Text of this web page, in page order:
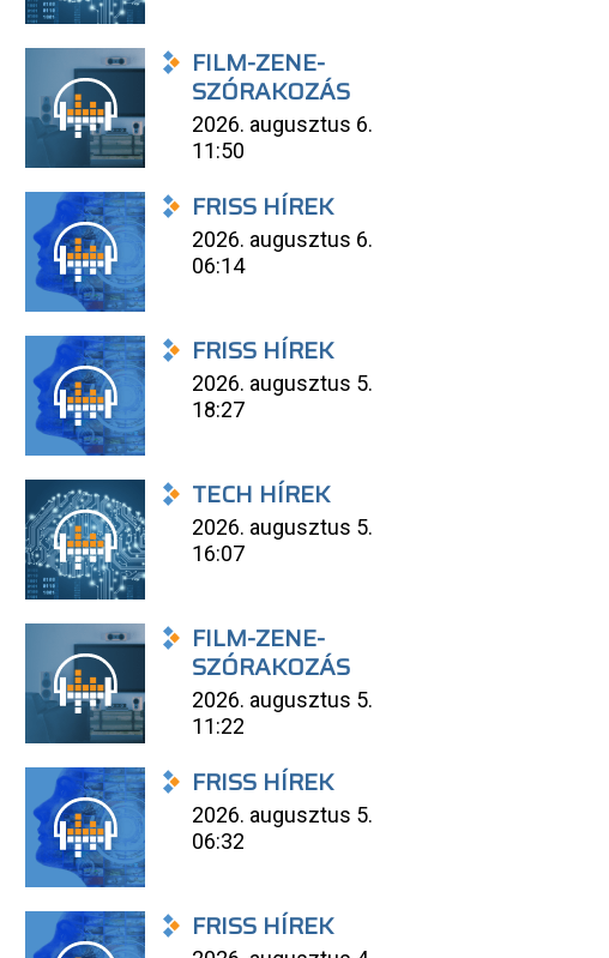
FILM-ZENE-
SZÓRAKOZÁS
2026. augusztus 6.
11:50
FRISS HÍREK
2026. augusztus 6.
06:14
FRISS HÍREK
2026. augusztus 5.
18:27
TECH HÍREK
2026. augusztus 5.
16:07
FILM-ZENE-
SZÓRAKOZÁS
2026. augusztus 5.
11:22
FRISS HÍREK
2026. augusztus 5.
06:32
FRISS HÍREK